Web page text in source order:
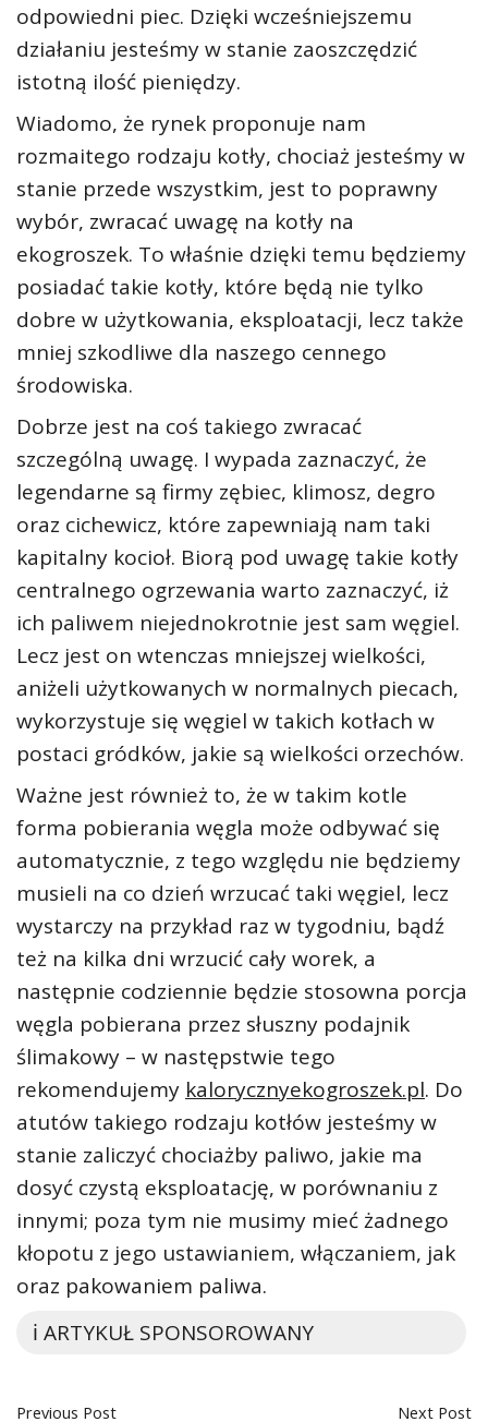
odpowiedni piec. Dzięki wcześniejszemu
działaniu jesteśmy w stanie zaoszczędzić
istotną ilość pieniędzy.
Wiadomo, że rynek proponuje nam
rozmaitego rodzaju kotły, chociaż jesteśmy w
stanie przede wszystkim, jest to poprawny
wybór, zwracać uwagę na kotły na
ekogroszek. To właśnie dzięki temu będziemy
posiadać takie kotły, które będą nie tylko
dobre w użytkowania, eksploatacji, lecz także
mniej szkodliwe dla naszego cennego
środowiska.
Dobrze jest na coś takiego zwracać
szczególną uwagę. I wypada zaznaczyć, że
legendarne są firmy zębiec, klimosz, degro
oraz cichewicz, które zapewniają nam taki
kapitalny kocioł. Biorą pod uwagę takie kotły
centralnego ogrzewania warto zaznaczyć, iż
ich paliwem niejednokrotnie jest sam węgiel.
Lecz jest on wtenczas mniejszej wielkości,
aniżeli użytkowanych w normalnych piecach,
wykorzystuje się węgiel w takich kotłach w
postaci gródków, jakie są wielkości orzechów.
Ważne jest również to, że w takim kotle
forma pobierania węgla może odbywać się
automatycznie, z tego względu nie będziemy
musieli na co dzień wrzucać taki węgiel, lecz
wystarczy na przykład raz w tygodniu, bądź
też na kilka dni wrzucić cały worek, a
następnie codziennie będzie stosowna porcja
węgla pobierana przez słuszny podajnik
ślimakowy – w następstwie tego
rekomendujemy kalorycznyekogroszek.pl. Do
atutów takiego rodzaju kotłów jesteśmy w
stanie zaliczyć chociażby paliwo, jakie ma
dosyć czystą eksploatację, w porównaniu z
innymi; poza tym nie musimy mieć żadnego
kłopotu z jego ustawianiem, włączaniem, jak
oraz pakowaniem paliwa.
ℹ️ ARTYKUŁ SPONSOROWANY
Previous Post Next Post